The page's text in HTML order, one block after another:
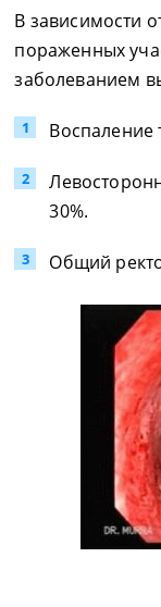
В зависимости
пораженных
заболеванием
Воспаление
30%.
Общий